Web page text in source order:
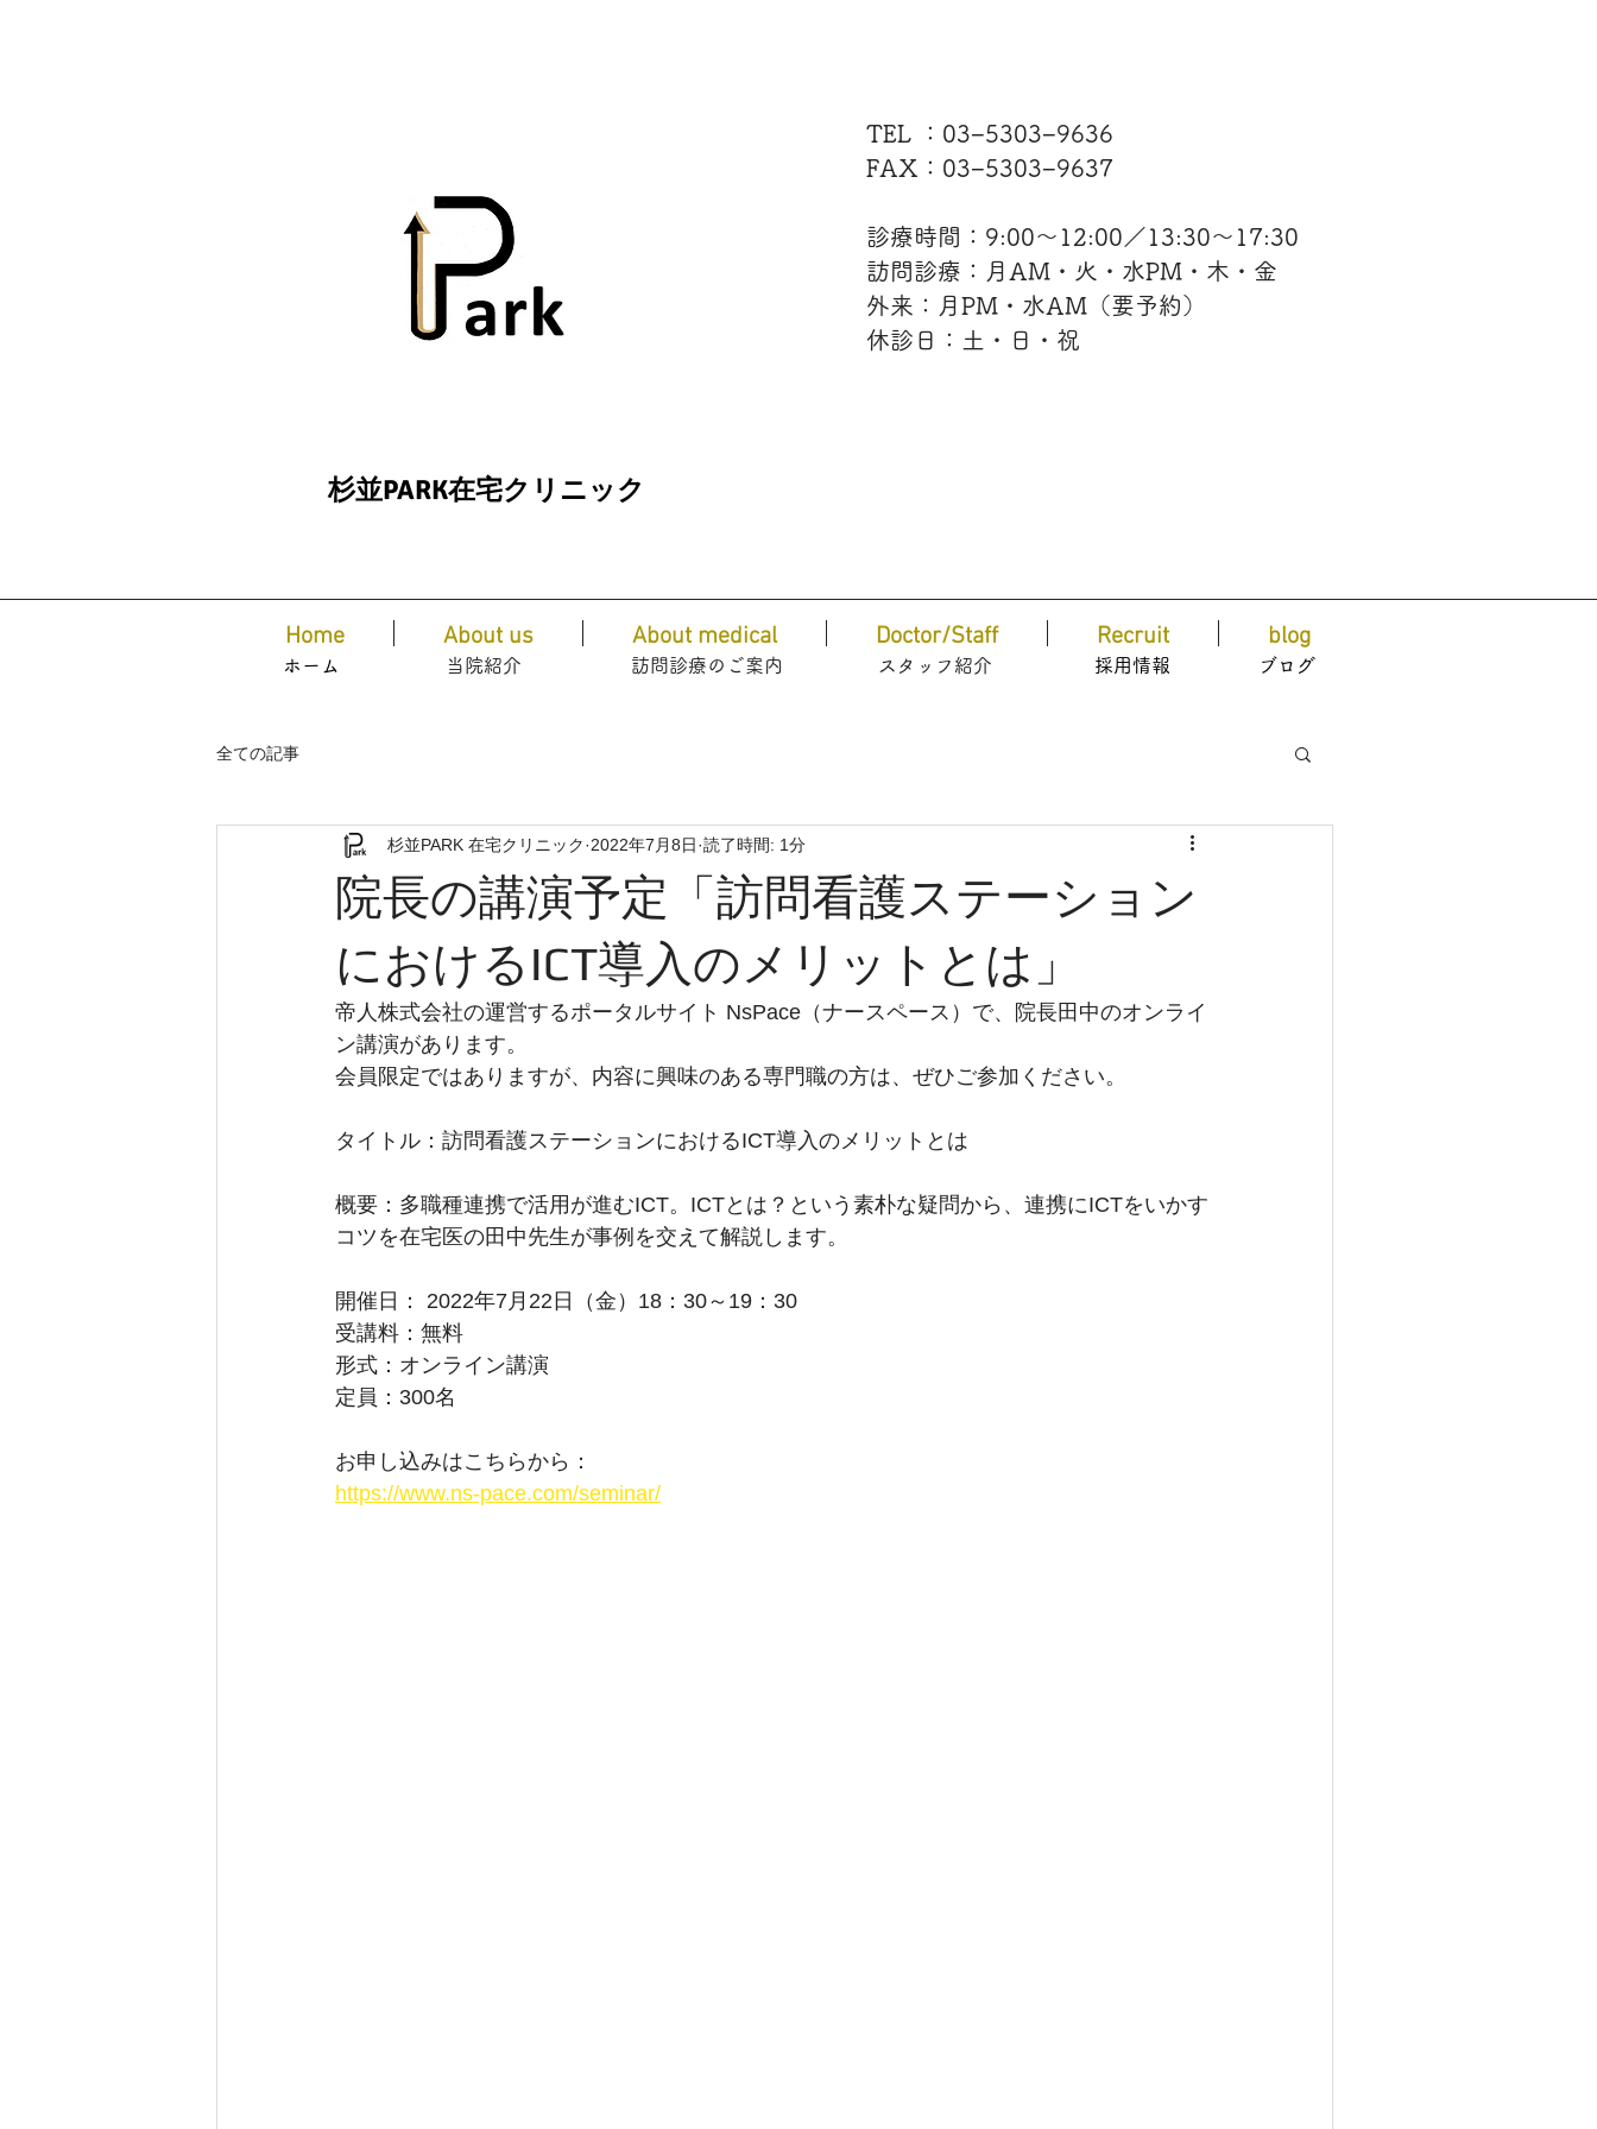
TEL ：03−5303−9636
FAX：03−5303−9637​
診療時間：9:00〜12:00／13:30〜17:30
訪問診療：月AM・火・水PM・木・金
外来：月PM・水AM（要予約）
休診日：土・日・祝
杉並PARK在宅クリニック
Home About us About medical Doctor/Staff Recruit blog
ホーム ​当院紹介 ​訪問診療のご案内 ​スタッフ紹介 採用情報 ブログ
全ての記事
院長の講演予定「訪問看護ステーション
におけるICT導入のメリットとは」
杉並PARK 在宅クリニック 2022年7月8日 読了時間: 1分
帝人株式会社の運営するポータルサイト NsPace（ナースペース）で、院長田中のオンライ
ン講演があります。
会員限定ではありますが、内容に興味のある専門職の方は、ぜひご参加ください。
タイトル：訪問看護ステーションにおけるICT導入のメリットとは
概要：多職種連携で活用が進むICT。ICTとは？という素朴な疑問から、連携にICTをいかす
コツを在宅医の田中先生が事例を交えて解説します。
開催日： 2022年7月22日（金）18：30～19：30
受講料：無料
形式：オンライン講演
定員：300名
お申し込みはこちらから：
https://www.ns-pace.com/seminar/